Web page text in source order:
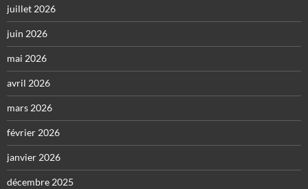
juillet 2026
juin 2026
mai 2026
avril 2026
mars 2026
février 2026
janvier 2026
décembre 2025